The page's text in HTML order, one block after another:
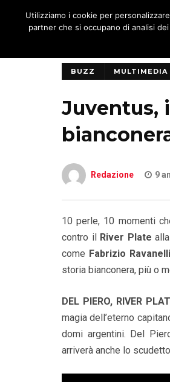
MENU
BUZZ MULTIMEDIA
Juventus,
Redazione 9
10 perle, 10 momenti
contro il River Plate
come Fabrizio Ravanelli
storia bianconera, più o
DEL PIERO, RIVER
magia dell’eterno
domi argentini. Del
arriverà anche lo
Utilizziamo i cookie per
partner che si occupano di analisi